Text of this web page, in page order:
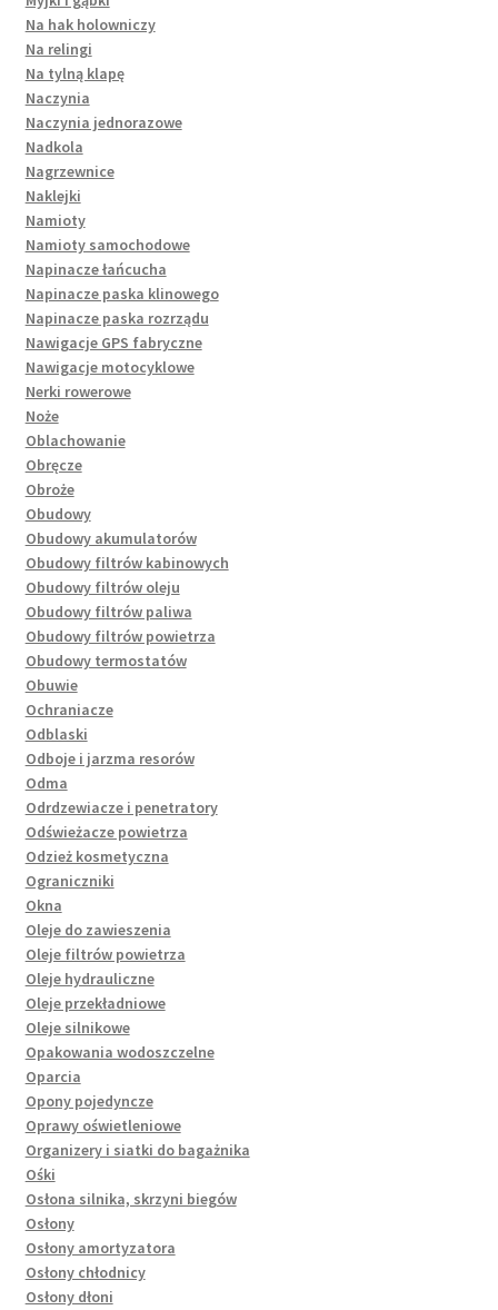
Na hak holowniczy
Na relingi
Na tylną klapę
Naczynia
Naczynia jednorazowe
Nadkola
Nagrzewnice
Naklejki
Namioty
Namioty samochodowe
Napinacze łańcucha
Napinacze paska klinowego
Napinacze paska rozrządu
Nawigacje GPS fabryczne
Nawigacje motocyklowe
Nerki rowerowe
Noże
Oblachowanie
Obręcze
Obroże
Obudowy
Obudowy akumulatorów
Obudowy filtrów kabinowych
Obudowy filtrów oleju
Obudowy filtrów paliwa
Obudowy filtrów powietrza
Obudowy termostatów
Obuwie
Ochraniacze
Odblaski
Odboje i jarzma resorów
Odma
Odrdzewiacze i penetratory
Odświeżacze powietrza
Odzież kosmetyczna
Ograniczniki
Okna
Oleje do zawieszenia
Oleje filtrów powietrza
Oleje hydrauliczne
Oleje przekładniowe
Oleje silnikowe
Opakowania wodoszczelne
Oparcia
Opony pojedyncze
Oprawy oświetleniowe
Organizery i siatki do bagażnika
Ośki
Osłona silnika, skrzyni biegów
Osłony
Osłony amortyzatora
Osłony chłodnicy
Osłony dłoni